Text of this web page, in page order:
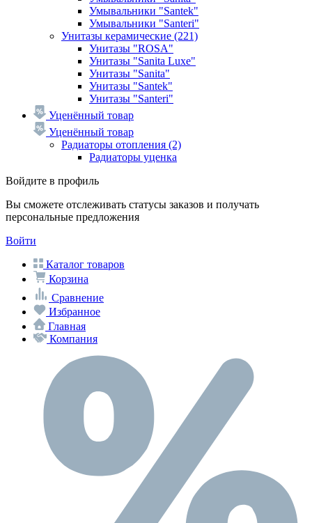
Умывальники "Santek"
Умывальники "Santeri"
Унитазы керамические (221)
Унитазы "ROSA"
Унитазы "Sanita Luxe"
Унитазы "Sanita"
Унитазы "Santek"
Унитазы "Santeri"
Уценённый товар
Уценённый товар
Радиаторы отопления (2)
Радиаторы уценка
Войдите в профиль
Вы сможете отслеживать статусы заказов и получать
персональные предложения
Войти
Каталог товаров
Корзина
Сравнение
Избранное
Главная
Компания